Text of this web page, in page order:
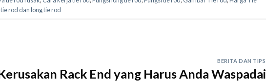
rod dan long tie rod
BERITA DAN TIPS
Rack End yang Harus Anda Waspadai